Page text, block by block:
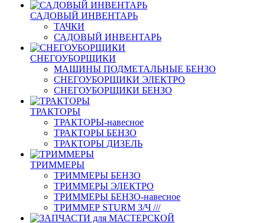
САДОВЫЙ ИНВЕНТАРЬ
ТАЧКИ
САДОВЫЙ ИНВЕНТАРЬ
СНЕГОУБОРЩИКИ
МАШИНЫ ПОДМЕТАЛЬНЫЕ БЕНЗО
СНЕГОУБОРЩИКИ ЭЛЕКТРО
СНЕГОУБОРЩИКИ БЕНЗО
ТРАКТОРЫ
ТРАКТОРЫ-навесное
ТРАКТОРЫ БЕНЗО
ТРАКТОРЫ ДИЗЕЛЬ
ТРИММЕРЫ
ТРИММЕРЫ БЕНЗО
ТРИММЕРЫ ЭЛЕКТРО
ТРИММЕРЫ БЕНЗО-навесное
ТРИММЕР STURM З/Ч ///